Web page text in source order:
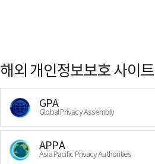
해외 개인정보보호 사이트
GPA
Global Privacy Assembly
APPA
Asia Pacific Privacy Authorities